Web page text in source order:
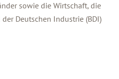
sowie die Wirtschaft, die
Deutschen Industrie (BDI)